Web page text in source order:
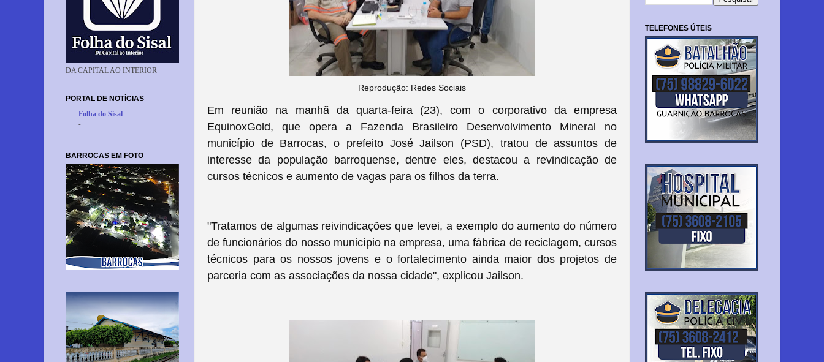
Reprodução: Redes Sociais
Em reunião na manhã da quarta-feira (23), com o corporativo da empresa
EquinoxGold, que opera a Fazenda Brasileiro Desenvolvimento Mineral no
município de Barrocas, o prefeito José Jailson (PSD), tratou de assuntos de
interesse da população barroquense, dentre eles, destacou a revindicação de
cursos técnicos e aumento de vagas para os filhos da terra.
"Tratamos de algumas reivindicações que levei, a exemplo do aumento do número
de funcionários do nosso município na empresa, uma fábrica de reciclagem, cursos
técnicos para os nossos jovens e o fortalecimento ainda maior dos projetos de
parceria com as associações da nossa cidade", explicou Jailson.
DA CAPITAL AO INTERIOR
PORTAL DE NOTÍCIAS
Folha do Sisal
-
BARROCAS EM FOTO
TELEFONES ÚTEIS